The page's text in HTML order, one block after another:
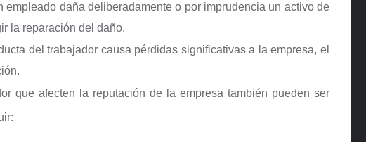
empleado daña deliberadamente o por imprudencia un activo de
la reparación del daño.
del trabajador causa pérdidas significativas a la empresa, el
que afecten la reputación de la empresa también pueden ser